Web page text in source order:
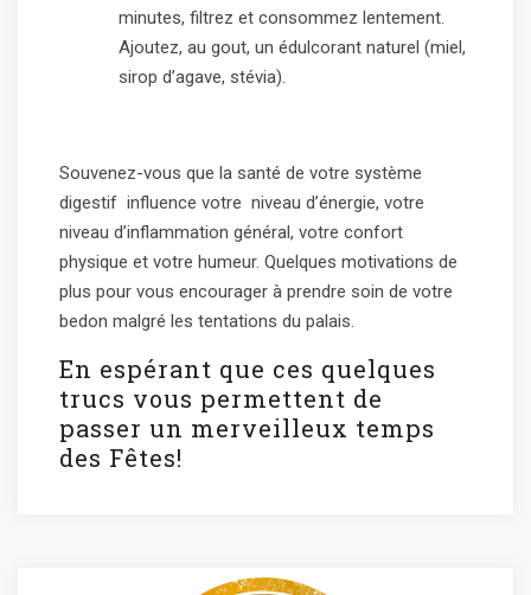
minutes, filtrez et consommez lentement.
Ajoutez, au gout, un édulcorant naturel (miel,
sirop d’agave, stévia).
Souvenez-vous que la santé de votre système
digestif influence votre niveau d’énergie, votre
niveau d’inflammation général, votre confort
physique et votre humeur. Quelques motivations de
plus pour vous encourager à prendre soin de votre
bedon malgré les tentations du palais.
En espérant que ces quelques
trucs vous permettent de
passer un merveilleux temps
des Fêtes!